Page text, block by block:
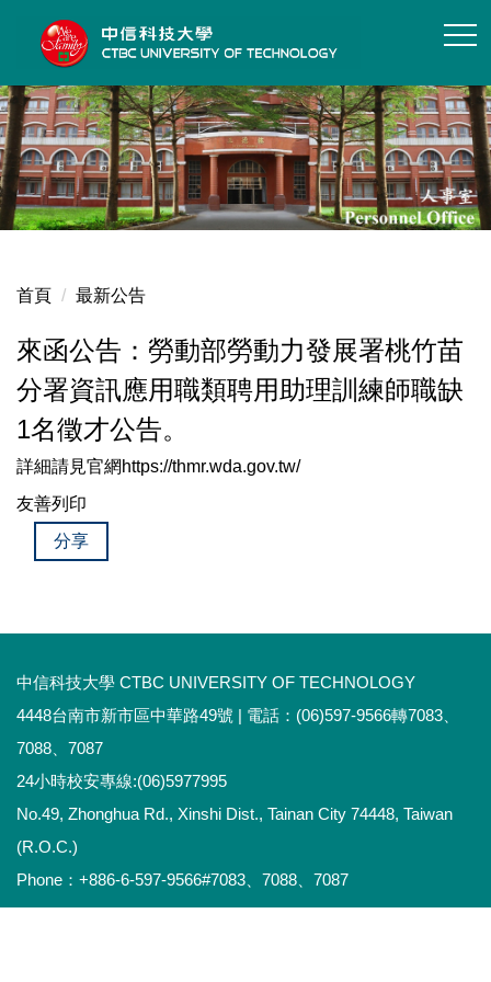
要
內
容
區
首頁 最新公告
來函公告：勞動部勞動力發展署桃竹苗
分署資訊應用職類聘用助理訓練師職缺
1名徵才公告。
詳細請見官網https://thmr.wda.gov.tw/
友善列印
分享
中信科技大學 CTBC UNIVERSITY OF TECHNOLOGY
4448台南市新市區中華路49號 | 電話：(06)597-9566轉7083、
7088、7087
24小時校安專線:(06)5977995
No.49, Zhonghua Rd., Xinshi Dist., Tainan City 74448, Taiwan
(R.O.C.)
Phone：+886-6-597-9566#7083、7088、7087